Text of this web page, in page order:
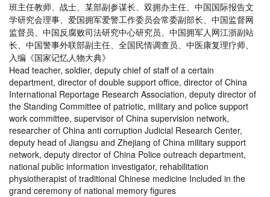
班主任教师、战士、某部副参谋长、双拥办主任、中国国际报告文
学研究会理事、爱国拥军爱警工作委员会常委副部长、中国监督网
监督员、中国反腐败司法研究中心研究员、中国拥军人网江浙副站
长、中国警事外联部副主任、全国民情调查员、中医康复理疗师、
入编《国家记忆人物大典》
Head teacher, soldier, deputy chief of staff of a certain
department, director of double support office, director of China
International Reportage Research Association, deputy director of
the Standing Committee of patriotic, military and police support
work committee, supervisor of China supervision network,
researcher of China anti corruption Judicial Research Center,
deputy head of Jiangsu and Zhejiang of China military support
network, deputy director of China Police outreach department,
national public information investigator, rehabilitation
physiotherapist of traditional Chinese medicine Included in the
grand ceremony of national memory figures